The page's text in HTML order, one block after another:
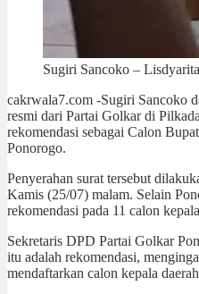
Sugiri Sancoko –
cakrwala7.com -Sugiri Sancoko
resmi dari Partai Golkar di
rekomendasi sebagai Calon
Ponorogo.
Penyerahan surat tersebut
Kamis (25/07) malam. Selain
rekomendasi pada 11 calon
Sekretaris DPD Partai Golkar
itu adalah rekomendasi,
mendaftarkan calon kepala